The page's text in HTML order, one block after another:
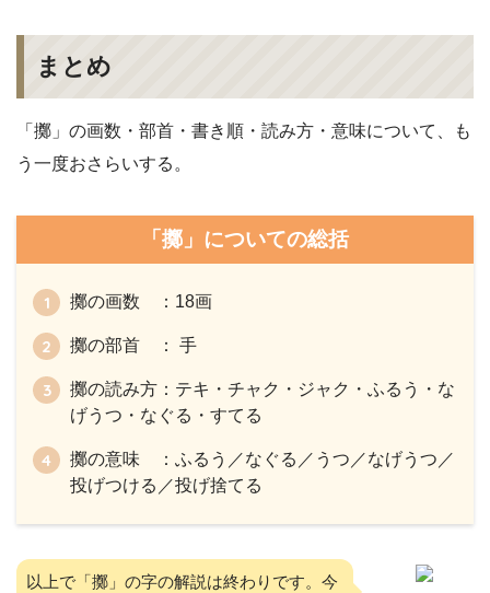
まとめ
「擲」の画数・部首・書き順・読み方・意味について、も
う一度おさらいする。
「擲」についての総括
擲の画数 ：18画
擲の部首 ： 手
擲の読み方：テキ・チャク・ジャク・ふるう・な
げうつ・なぐる・すてる
擲の意味 ：ふるう／なぐる／うつ／なげうつ／
投げつける／投げ捨てる
以上で「擲」の字の解説は終わりです。今